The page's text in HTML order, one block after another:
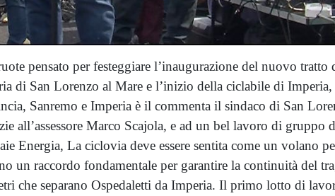
pensato per festeggiare l’inaugurazione del nuovo
di San Lorenzo al Mare e l’inizio della ciclabile di
Sanremo e Imperia è il commenta il sindaco di San
all’assessore Marco Scajola, e ad un bel lavoro di gruppo
Energia, La ciclovia deve essere sentita come un volano
un raccordo fondamentale per garantire la continuità del
che separano Ospedaletti da Imperia. Il primo lotto di